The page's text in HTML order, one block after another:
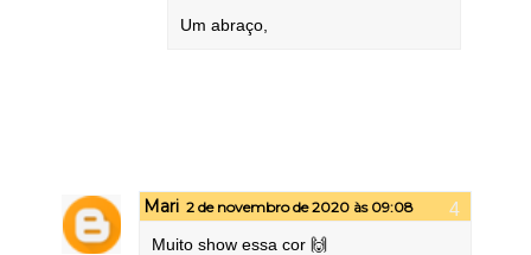
Um abraço,
Mari 2 de novembro de 2020 às 09:08
Muito show essa cor 🙌